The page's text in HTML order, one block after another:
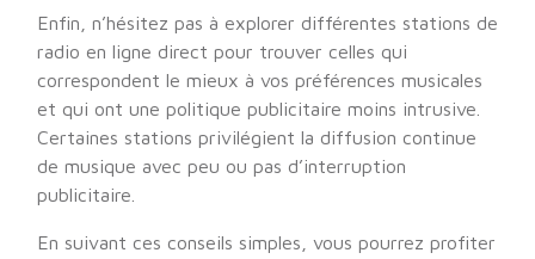
Enfin, n’hésitez pas à explorer différentes stations de
radio en ligne direct pour trouver celles qui
correspondent le mieux à vos préférences musicales
et qui ont une politique publicitaire moins intrusive.
Certaines stations privilégient la diffusion continue
de musique avec peu ou pas d’interruption
publicitaire.
En suivant ces conseils simples, vous pourrez profiter